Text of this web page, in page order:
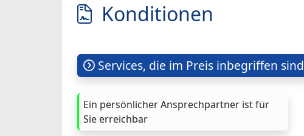
Konditionen
Services, die im Preis inbegriffen sind
Ein persönlicher Ansprechpartner ist für
Sie erreichbar